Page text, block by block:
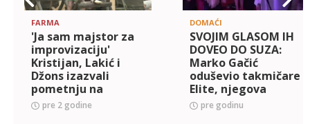
FARMA
'Ja sam majstor za
improvizaciju'
Kristijan, Lakić i
Džons izazvali
pometnju na
imanju (VIDEO)
pre 2 godine
DOMAĆI
SVOJIM GLASOM IH
DOVEO DO SUZA:
Marko Gačić
oduševio takmičare
Elite, njegova
izvedba oduševila
sve takmičare
pre godinu